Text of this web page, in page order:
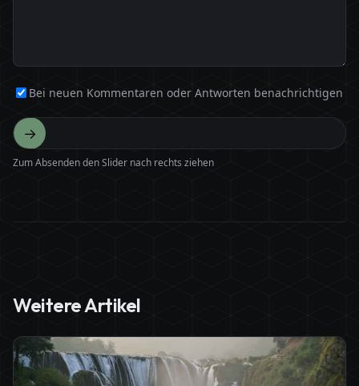
Bei neuen Kommentaren oder Antworten benachrichtigen
→
Zum Absenden den Slider nach rechts ziehen
Weitere Artikel